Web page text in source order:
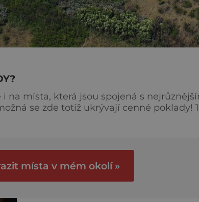
na místa, která jsou spojená s
se zde totiž ukrývají cenné poklady!
je už jasné, že druhou světovou válku
místa v mém okolí »